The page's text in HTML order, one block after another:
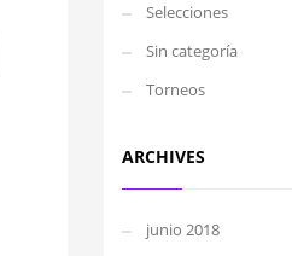
Selecciones
Sin categoría
Torneos
ARCHIVES
junio 2018